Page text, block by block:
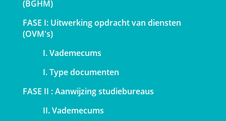
(BGHM)
FASE I: Uitwerking opdracht van diensten
(OVM's)
I. Vademecums
I. Type documenten
FASE II : Aanwijzing studiebureaus
II. Vademecums